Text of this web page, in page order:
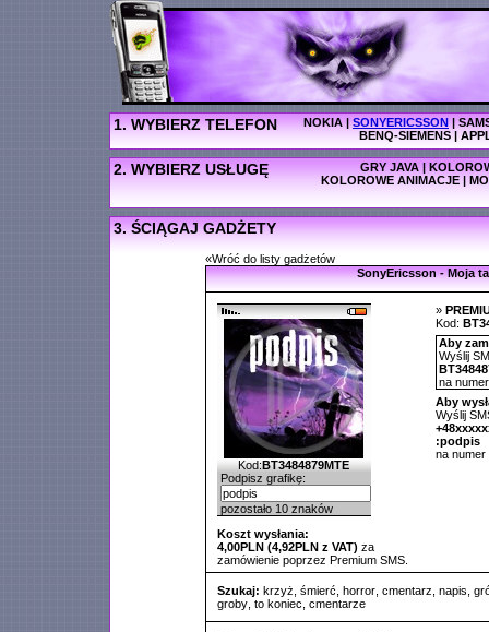
1. WYBIERZ TELEFON NOKIA|SONYERICSSON|
BENQ-SIEMENS|
2. WYBIERZ USŁUGĘ GRY JAVA |
KOLOROWE ANIMACJE |
3. ŚCIĄGAJ GADŻETY
«Wróć do listy gadżetów
SonyEricsson - Moja
Kod:BT3484879MTE
Podpisz grafikę:
pozostało 10znaków
Koszt wysłania:
4,00PLN (4,92PLN z VAT) za
zamówienie poprzez Premium SMS.
»
Kod:
Aby
Wyślij
na
Aby
Wyślij
:podpis
na numer
Szukaj: krzyż śmierć horror, cmentarz napis
groby, to koniec cmentarze